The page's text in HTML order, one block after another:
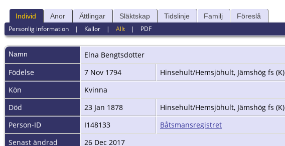
Individ Anor Ättlingar Släktskap Tidslinje Familj Föreslå
Personlig information | Källor |Allt | PDF
Namn Elna Bengtsdotter
Födelse
7 Nov 1794 Hinsehult/Hemsjöhult, Jämshög fs (K)
Kön
Kvinna
Död
23 Jan 1878 Hinsehult/Hemsjöhult, Jämshög fs (K)
Person-ID
I148133
Båtsmansregistret
Senast ändrad
26 Dec 2017